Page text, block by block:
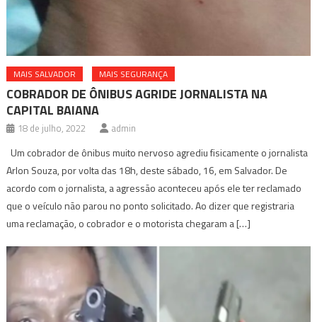
MAIS SALVADOR MAIS SEGURANÇA
COBRADOR DE ÔNIBUS AGRIDE JORNALISTA NA
CAPITAL BAIANA
18 de julho, 2022 admin
Um cobrador de ônibus muito nervoso agrediu fisicamente o jornalista
Arlon Souza, por volta das 18h, deste sábado, 16, em Salvador. De
acordo com o jornalista, a agressão aconteceu após ele ter reclamado
que o veículo não parou no ponto solicitado. Ao dizer que registraria
uma reclamação, o cobrador e o motorista chegaram a […]